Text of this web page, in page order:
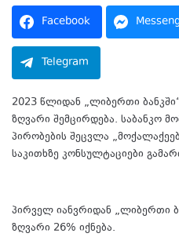
Facebook
Telegram
2023 წლიდან „ლიბერთი
ზღვარი შემცირდება. საბანკო
პირობების შეცვლა
საკითხზე კონსულტაციები
პირველ იანვრიდან „ლიბერთი
ზღვარი 26% იქნება.